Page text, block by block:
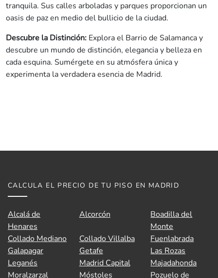
tranquila. Sus calles arboladas y parques proporcionan un
oasis de paz en medio del bullicio de la ciudad.
Descubre la Distinción: Explora el Barrio de Salamanca y
descubre un mundo de distinción, elegancia y belleza en
cada esquina. Sumérgete en su atmósfera única y
experimenta la verdadera esencia de Madrid.
CALCULA EL PRECIO DE TU PISO EN MADRID
Alcalá de
Henares
Alcorcón
Boadilla del
Monte
Collado Mediano
Collado Villalba
Fuenlabrada
Galapagar
Getafe
Las Rozas
Leganés
Madrid Capital
Majadahonda
Moralzarzal
Móstoles Pozuelo de